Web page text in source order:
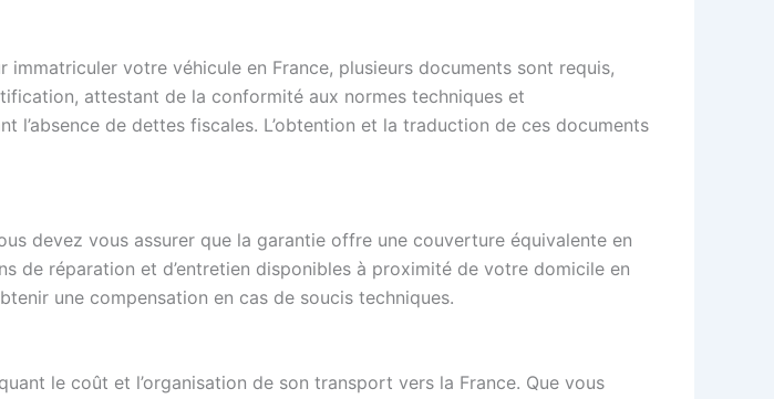
votre véhicule en France, plusieurs documents sont requis,
attestant de la conformité aux normes techniques et
de dettes fiscales. L’obtention et la traduction de ces documents
devez vous assurer que la garantie offre une couverture équivalente en
de réparation et d’entretien disponibles à proximité de votre domicile en
une compensation en cas de soucis techniques.
le coût et l’organisation de son transport vers la France. Que vous